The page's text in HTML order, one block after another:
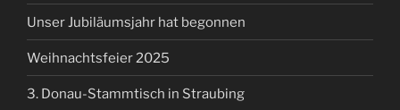
Unser Jubiläumsjahr hat begonnen
Weihnachtsfeier 2025
3. Donau-Stammtisch in Straubing